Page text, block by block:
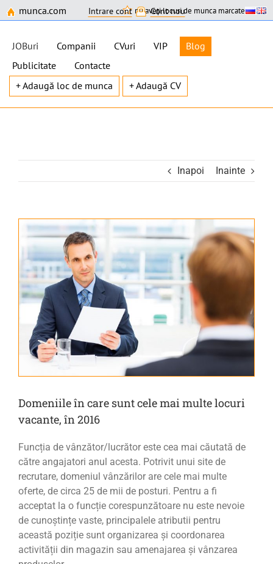
munca.com Intrare cont Cont nou
nu aveți locuri de munca marcate
JOBuri Companii CVuri VIP
Blog
Publicitate
Contacte
+ Adaugă loc de munca
+ Adaugă CV
content
Inapoi Inainte
View
Larger
Image
Domeniile în care sunt cele mai multe locuri
vacante, în 2016
Funcția de vânzător/lucrător este cea mai căutată de
către angajatori anul acesta. Potrivit unui site de
recrutare, domeniul vânzărilor are cele mai multe
oferte, de circa 25 de mii de posturi. Pentru a fi
acceptat la o funcție corespunzătoare nu este nevoie
de cunoștințe vaste, principalele atributii pentru
această poziție sunt organizarea și coordonarea
activității din magazin sau amenajarea și vânzarea